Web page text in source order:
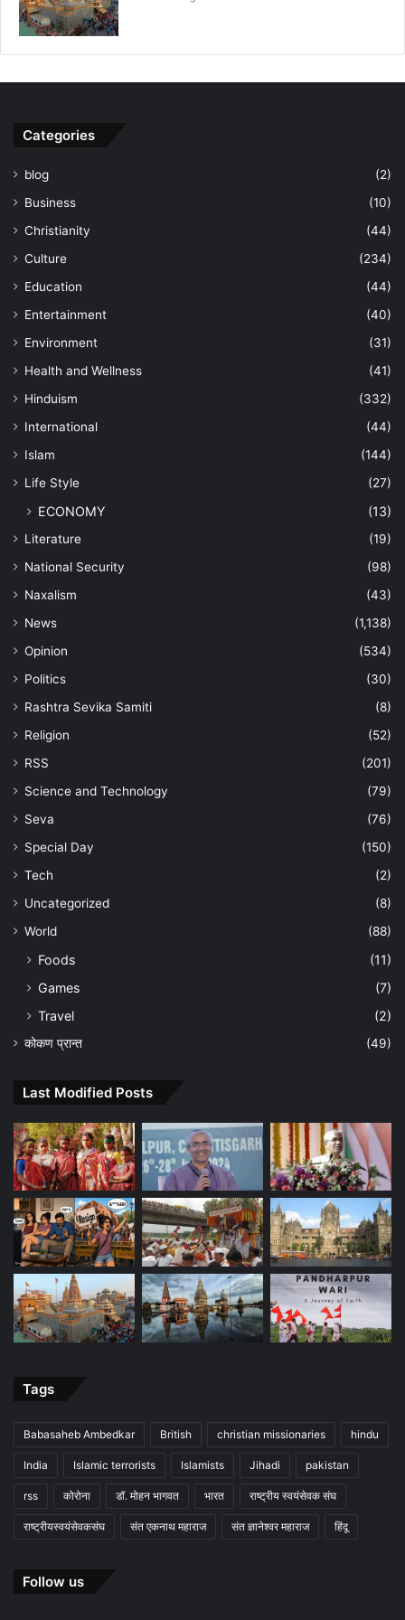
Categories
blog
(2)
Business
(10)
Christianity
(44)
Culture
(234)
Education
(44)
Entertainment
(40)
Environment
(31)
Health and Wellness
(41)
Hinduism
(332)
International
(44)
Islam
(144)
Life Style
(27)
ECONOMY (13)
Literature
(19)
National Security
(98)
Naxalism
(43)
News
(1,138)
Opinion
(534)
Politics
(30)
Rashtra Sevika Samiti
(8)
Religion
(52)
RSS
(201)
Science and Technology
(79)
Seva
(76)
Special Day
(150)
Tech
(2)
Uncategorized
(8)
World
(88)
Foods
(11)
Games
(7)
Travel
(2)
कोकण प्रान्त (49)
Last Modified Posts
Tags
Babasaheb Ambedkar British christian missionaries hindu
India Islamic terrorists Islamists Jihadi pakistan
rss कोरोना डॉ. मोहन भागवत भारत राष्ट्रीय स्वयंसेवक संघ
राष्ट्रीयस्वयंसेवकसंघ संत एकनाथ महाराज संत ज्ञानेश्वर महाराज हिंदू
Follow us